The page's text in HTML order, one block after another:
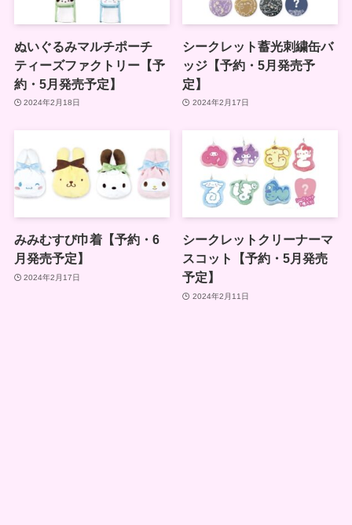
ぬいぐるみマルチポーチ
ティーズファクトリー【予
約・5月発売予定】
2024年2月18日
シークレット蓄光刺繍缶バ
ッジ【予約・5月発売予
定】
2024年2月17日
みみむすび巾着【予約・6
月発売予定】
2024年2月17日
シークレットクリーナーマ
スコット【予約・5月発売
予定】
2024年2月11日